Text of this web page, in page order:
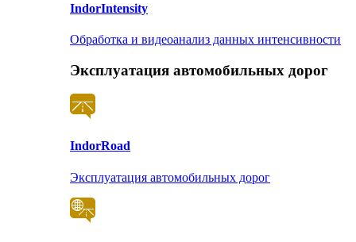
IndorIntensity
Обработка и видеоанализ данных интенсивности
Эксплуатация автомобильных дорог
IndorRoad
Эксплуатация автомобильных дорог